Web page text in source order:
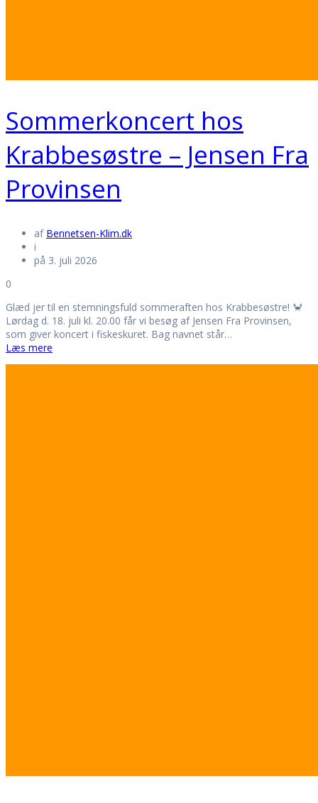
Sommerkoncert hos
Krabbesøstre – Jensen Fra
Provinsen
af Bennetsen-Klim.dk
i
på 3. juli 2026
0
Glæd jer til en stemningsfuld sommeraften hos Krabbesøstre! 🦀
Lørdag d. 18. juli kl. 20.00 får vi besøg af Jensen Fra Provinsen,
som giver koncert i fiskeskuret. Bag navnet står…
Læs mere